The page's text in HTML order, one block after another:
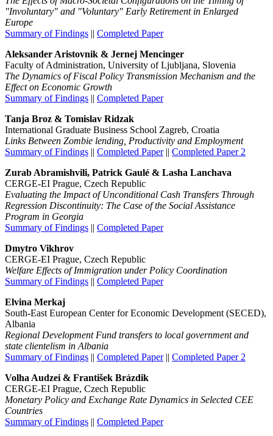
"Involuntary" and "Voluntary" Early Retirement in Enlarged
Europe
Summary of Findings || Completed Paper
Aleksander Aristovnik & Jernej Mencinger
Faculty of Administration, University of Ljubljana, Slovenia
The Dynamics of Fiscal Policy Transmission Mechanism and the
Effect on Economic Growth
Summary of Findings || Completed Paper
Tanja Broz & Tomislav Ridzak
International Graduate Business School Zagreb, Croatia
Links Between Zombie lending, Productivity and Employment
Summary of Findings || Completed Paper|| Completed Paper 2
Zurab Abramishvili, Patrick Gaulé & Lasha Lanchava
CERGE-EI Prague, Czech Republic
Evaluating the Impact of Unconditional Cash Transfers Through
Regression Discontinuity: The Case of the Social Assistance
Program in Georgia
Summary of Findings || Completed Paper
Dmytro Vikhrov
CERGE-EI Prague, Czech Republic
Welfare Effects of Immigration under Policy Coordination
Summary of Findings || Completed Paper
Elvina Merkaj
South-East European Center for Economic Development (SECED),
Albania
Regional Development Fund transfers to local government and
state clientelism in Albania
Summary of Findings || Completed Paper|| Completed Paper 2
Volha Audzei & František Brázdik
CERGE-EI Prague, Czech Republic
Monetary Policy and Exchange Rate Dynamics in Selected CEE
Countries
Summary of Findings || Completed Paper